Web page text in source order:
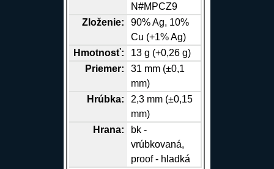
N#MPCZ9
Zloženie:
90%Ag, 10%
Cu (+1%Ag)
Hmotnosť:
13 g (+0,26 g)
Priemer:
31 mm (±0,1
mm)
Hrúbka:
2,3 mm (±0,15
mm)
Hrana:
bk -
vrúbkovaná,
proof - hladká